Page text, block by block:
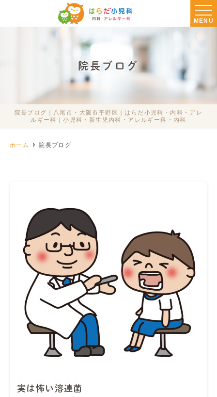
MENU
院長ブログ
院長ブログ｜八尾市・大阪市平野区｜はらだ小児科・内科・アレ
ルギー科｜小児科・新生児内科・アレルギー科・内科
ホーム 院長ブログ
実は怖い溶連菌